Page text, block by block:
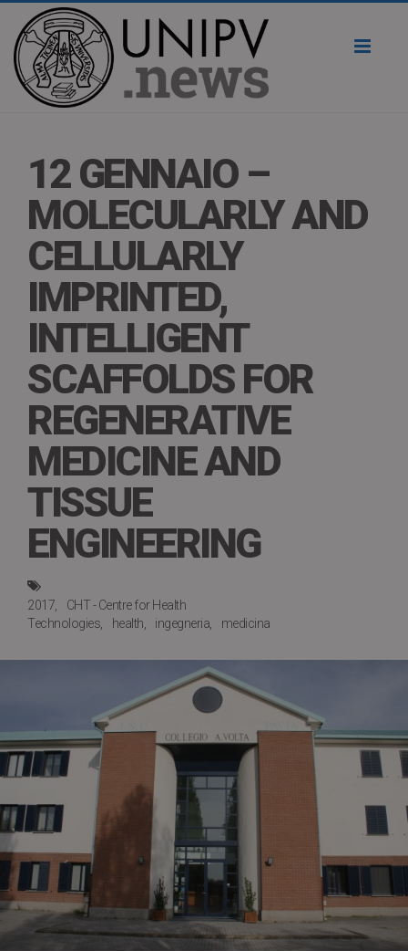
12 GENNAIO –
MOLECULARLY AND
CELLULARLY
IMPRINTED,
INTELLIGENT
SCAFFOLDS FOR
REGENERATIVE
MEDICINE AND
TISSUE
ENGINEERING
2017
CHT - Centre for Health
Technologies
health ingegneria medicina